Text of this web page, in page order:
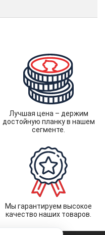
Лучшая цена – держим
достойную планку в нашем
сегменте.
Мы гарантируем высокое
качество наших товаров.